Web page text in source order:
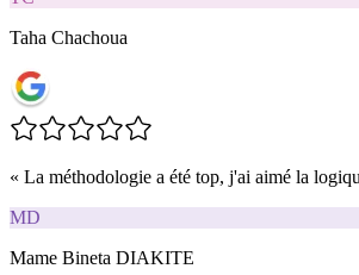
Taha Chachoua
« La méthodologie a été top, j'ai aimé la
MD
Mame Bineta DIAKITE